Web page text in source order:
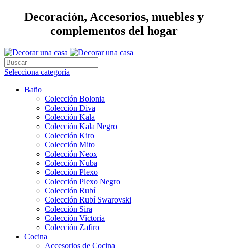
Decoración, Accesorios, muebles y
complementos del hogar
Selecciona categoría
Baño
Colección Bolonia
Colección Diva
Colección Kala
Colección Kala Negro
Colección Kiro
Colección Mito
Colección Neox
Colección Nuba
Colección Plexo
Colección Plexo Negro
Colección Rubí
Colección Rubí Swarovski
Colección Sira
Colección Victoria
Colección Zafiro
Cocina
Accesorios de Cocina